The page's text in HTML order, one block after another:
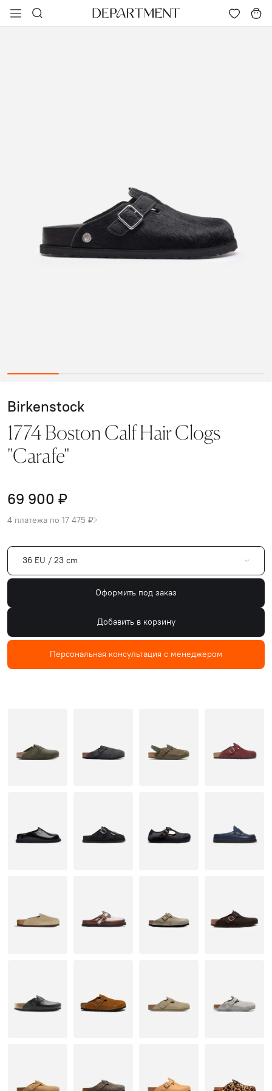
Birkenstock
1774 Boston Calf Hair Clogs
"Carafe"
69 900 ₽
4 платежа по 17 475 ₽
36 EU / 23 cm
Оформить под заказ
Добавить в корзину
Персональная консультация с менеджером